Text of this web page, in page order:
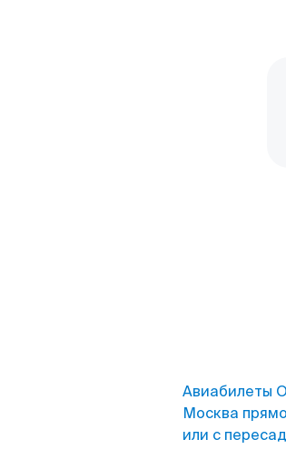
Авиабилеты
Москва
или с